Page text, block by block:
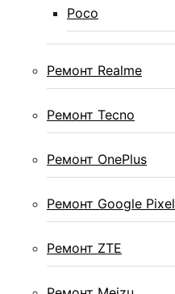
Poco
Ремонт Realme
Ремонт Tecno
Ремонт OnePlus
Ремонт Google Pixel
Ремонт ZTE